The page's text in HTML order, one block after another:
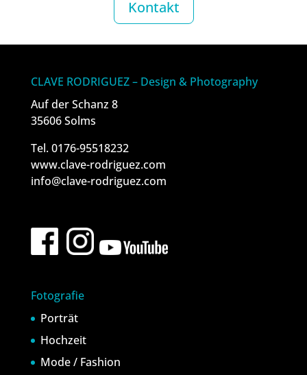
Kontakt
CLAVE RODRIGUEZ – Design & Photography
Auf der Schanz 8
35606 Solms
Tel. 0176-95518232
www.clave-rodriguez.com
info@clave-rodriguez.com
Fotografie
Porträt
Hochzeit
Mode / Fashion